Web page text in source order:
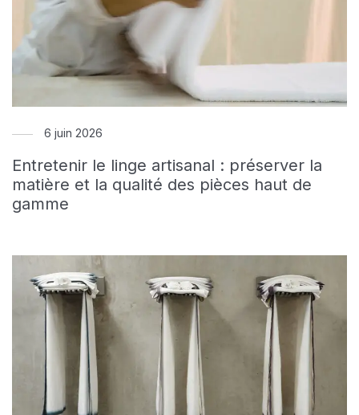
6 juin 2026
Entretenir le linge artisanal : préserver la
matière et la qualité des pièces haut de
gamme